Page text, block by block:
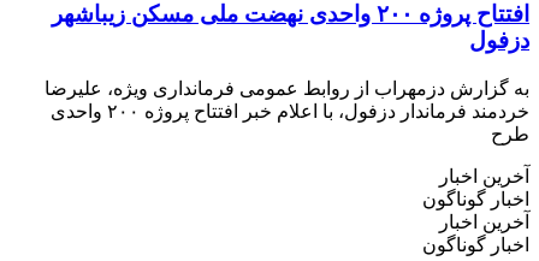
افتتاح پروژه ۲۰۰ واحدی نهضت ملی مسکن زیباشهر
گزارش دزمهراب از روابط عمومی فرمانداری ویژه، علیرضا
خردمند فرماندار دزفول، با اعلام خبر افتتاح پروژه ۲۰۰ واحدی
اخبار
گوناگون
اخبار
گوناگون